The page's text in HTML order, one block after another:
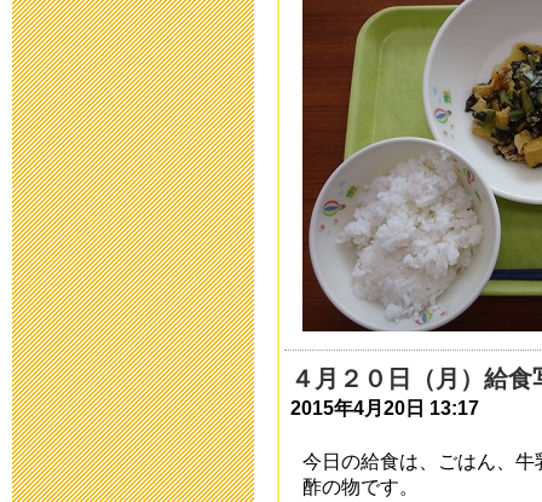
2020年4月30日
臨時休校延長
2020年4月28日
臨時休校期間
絡
2020年4月17日
送迎時におけ
ついての連絡
2020年4月 8日
４月２０日（月）給食
2015年4月20日 13:17
今日の給食は、ごはん、
酢の物です。